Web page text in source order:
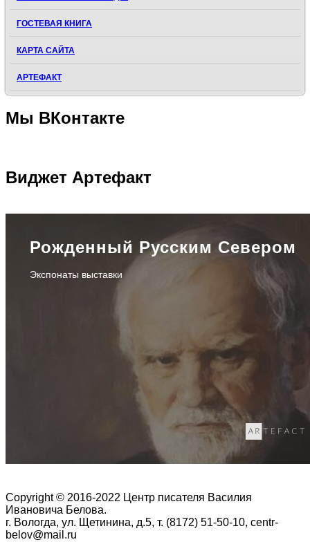
ГОСТЕВАЯ КНИГА
КАРТА САЙТА
АРТЕФАКТ
Мы ВКонтакте
Виджет Артефакт
Рожденный Русским Севером
Экспонаты выставки
Copyright © 2016-2022 Центр писателя Василия
Ивановича Белова.
г. Вологда, ул. Щетинина, д.5, т. (8172) 51-50-10, centr-
belov@mail.ru